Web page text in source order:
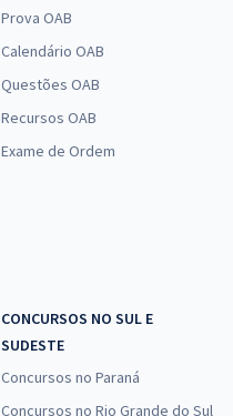
Prova OAB
Calendário OAB
Questões OAB
Recursos OAB
Exame de Ordem
CONCURSOS NO SUL E
SUDESTE
Concursos no Paraná
Concursos no Rio Grande do Sul